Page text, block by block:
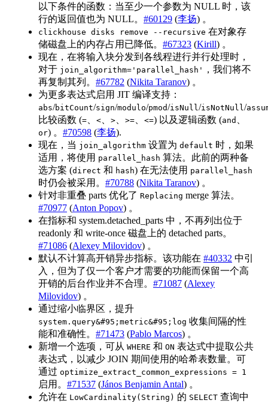
以下条件的函数：当至少一个参数为 NULL 时，该
行的返回值也为 NULL。 #60129 (李扬) 。
clickhouse disks remove --recursive 在对象存
储磁盘上的内存占用已降低。 #67323 (Kirill) 。
现在，在将输入块分发到各线程进行并行处理时，
对于 join_algorithm='parallel_hash'
，我们将不
再复制其列。 #67782 (Nikita Taranov) 。
为更多表达式启用 JIT 编译支持：
abs/bitCount/sign/modulo/pmod/isNull /isNotNull /
比较函数 (= < > >= <=) 以及逻辑函数 (and
or) 。 #70598 (李扬).
现在，当 join_algorithm 设置为 default 时，如果
适用，将使用 parallel_hash 算法。此前的两种备
选方案 (direct 和 hash) 在无法使用 parallel_hash
时仍会被采用。 #70788 (Nikita Taranov) 。
针对非重叠 parts 优化了 Replacing merge 算法。
#70977 (Anton Popov) 。
在指标和 system.detached_parts 中，不再列出位于
readonly 和 write-once 磁盘上的 detached parts。
#71086 (Alexey Milovidov) 。
默认不计算高开销异步指标。该功能在 #40332 中引
入，但为了仅一个客户才需要的功能而保留一个高
开销的后台作业并不合理。 #71087 (Alexey
Milovidov) 。
通过缩小临界区，提升
system.query&#95;metric&#95;log 收集间隔的性
能和准确性。 #71473 (Pablo Marcos) 。
新增一个选项，可从 WHERE 和 ON 表达式中提取公共
表达式，以减少 JOIN 期间使用的哈希表数量。可
通过 optimize_extract_common_expressions = 1
启用。 #71537 (János Benjamin Antal) 。
允许在 LowCardinality(String) 的 SELECT 查询中